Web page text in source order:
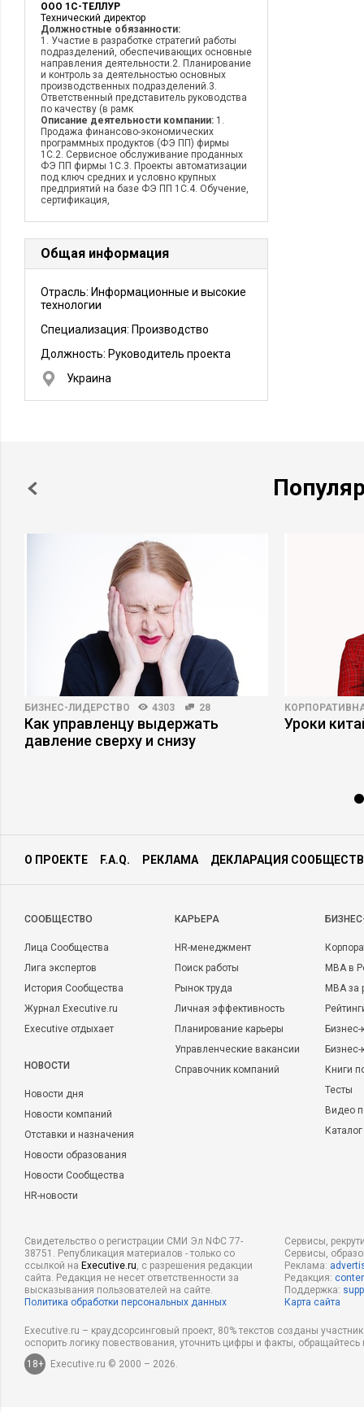
ООО 1С-ТЕЛЛУР
Технический директор
Должностные обязанности:
1. Участие в разработке стратегий работы
подразделений, обеспечивающих основные
направления деятельности.2. Планирование
и контроль за деятельностью основных
производственных подразделений.3.
Ответственный представитель руководства
по качеству (в рамк
Описание деятельности компании: 1.
Продажа финансово-экономических
программных продуктов (ФЭ ПП) фирмы
1С.2. Сервисное обслуживание проданных
ФЭ ПП фирмы 1С.3. Проекты автоматизации
под ключ средних и условно крупных
предприятий на базе ФЭ ПП 1С.4. Обучение,
сертификация,
Общая информация
Отрасль: Информационные и высокие
технологии
Специализация: Производство
Должность: Руководитель проекта
Украина
БИЗНЕС-ЛИДЕРСТВО 4303 28
Как управленцу выдержать
давление сверху и снизу
Уроки
О ПРОЕКТЕ F.A.Q. РЕКЛАМА ДЕКЛАРАЦИЯ
CООБЩЕСТВО
Лица Сообщества
Лига экспертов
История Сообщества
Журнал Executive.ru
Executive отдыхает
НОВОСТИ
Новости дня
Новости компаний
Отставки и назначения
Новости образования
Новости Сообщества
HR-новости
КАРЬЕРА
HR-менеджмент
Поиск работы
Рынок труда
Личная эффективность
Планирование карьеры
Управленческие вакансии
Справочник компаний
MBA в
MBA
Бизнес-
Книги
Тесты
Видео
Свидетельство о регистрации СМИ Эл NФС 77-
38751. Републикация материалов - только со
ссылкой на Executive.ru, с разрешения редакции
сайта. Редакция не несет ответственности за
высказывания пользователей на сайте.
Политика обработки персональных данных
Сервисы,
Сервисы,
Реклама:
Редакция:
Поддержка:
Карта сайта
Executive.ru – краудсорсинговый проект, 80% текстов созданы
оспорить логику повествования, уточнить цифры и факты,
18+
Executive.ru © 2000 – 2026.